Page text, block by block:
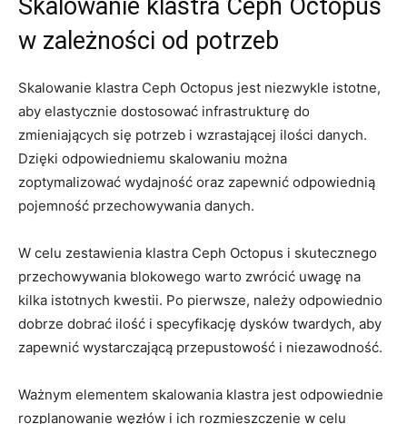
Skalowanie klastra Ceph Octopus
w ‍zależności od potrzeb
Skalowanie klastra Ceph Octopus‌ jest niezwykle istotne,
aby elastycznie dostosować infrastrukturę⁣ do
zmieniających się potrzeb i wzrastającej ilości danych.
Dzięki odpowiedniemu skalowaniu można
‍zoptymalizować wydajność oraz zapewnić odpowiednią
pojemność przechowywania danych.
W celu zestawienia klastra Ceph Octopus i skutecznego
przechowywania blokowego ⁢warto zwrócić uwagę‌ na
kilka⁣ istotnych kwestii. Po pierwsze, należy odpowiednio ​
dobrze dobrać ilość i ⁤specyfikację dysków twardych, aby
zapewnić wystarczającą przepustowość ‌i niezawodność.
Ważnym elementem‍ skalowania ‍klastra jest odpowiednie
rozplanowanie węzłów ⁢i ich ‍rozmieszczenie w ⁣celu